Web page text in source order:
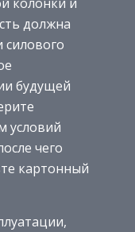
должна
силового
будущей
условий
чего
картонный